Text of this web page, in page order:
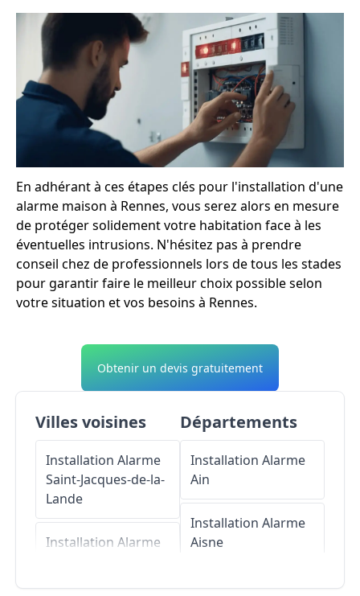
En adhérant à ces étapes clés pour l'installation d'une
alarme maison à Rennes, vous serez alors en mesure
de protéger solidement votre habitation face à les
éventuelles intrusions. N'hésitez pas à prendre
conseil chez de professionnels lors de tous les stades
pour garantir faire le meilleur choix possible selon
votre situation et vos besoins à Rennes.
Obtenir un devis gratuitement
Villes voisines
Installation Alarme
Saint-Jacques-de-la-
Lande
Installation Alarme
Départements
Installation Alarme
Ain
Installation Alarme
Aisne
Installation Alarme